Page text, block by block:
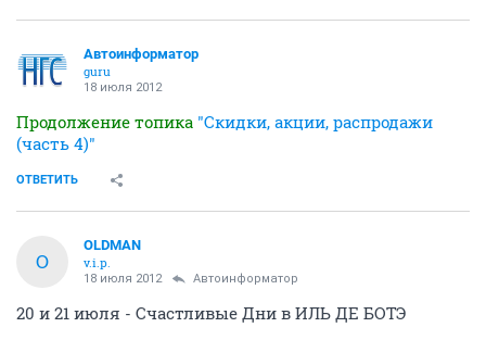
Автоинформатор
guru
18 июля 2012
Продолжение топика "Скидки, акции, распродажи
(часть 4)"
ОТВЕТИТЬ
O
OLDMAN
v.i.p.
18 июля 2012 Автоинформатор
20 и 21 июля - Счастливые Дни в ИЛЬ ДЕ БОТЭ